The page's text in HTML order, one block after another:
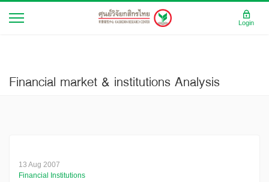
Financial market & institutions Analysis
13 Aug 2007
Financial Institutions
Login